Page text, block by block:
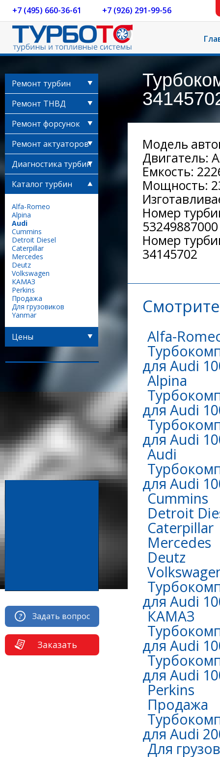
+7 (495) 660-36-61 +7 (926) 291-99-56
Модель
Двигатель:
Емкость:
Мощность:
Номер
53249887000
Номер
34145702
Alfa-
для Audi
Alpina
для Audi
для Audi
Audi
для Audi
Сummins
Detroit
Caterpillar
Mercedes
Deutz
для Audi
КАМАЗ
для Audi
для Audi
Perkins
Продажа
для Audi
Для
Ремонт турбин
Ремонт ТНВД
Ремонт форсунок
Ремонт актуаторов
Диагностика турбин
Каталог турбин
Alfa-Romeo
Alpina
Audi
Сummins
Detroit Diesel
Caterpillar
Mercedes
Deutz
Volkswagen
КАМАЗ
Perkins
Продажа
Для грузовиков
Yanmar
Цены
Задать вопрос
Заказать